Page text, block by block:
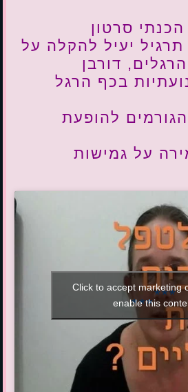
סרטון
יעיל להקלה על
דורבן
בכף הרגל
להופעת
על גמישות
***
***
Click to accept marketing
enable this